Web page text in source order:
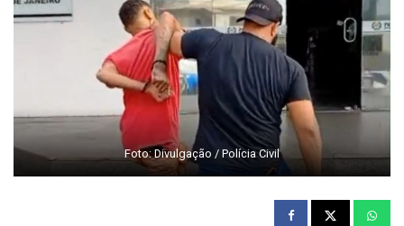
Foto: Divulgação / Polícia Civil